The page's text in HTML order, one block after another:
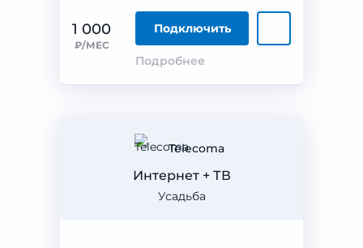
1 000
₽/МЕС
Подключить
Подробнее
Telecoma
Усадьба
Интернет + ТВ